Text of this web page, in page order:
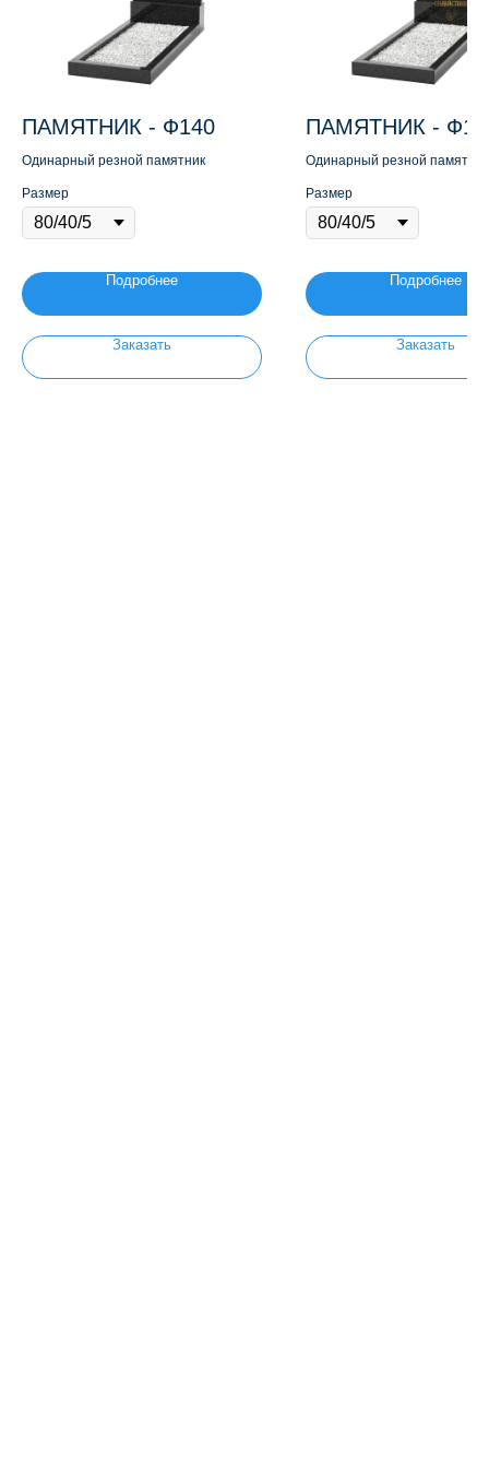
ПАМЯТНИК - Ф140
Одинарный резной памятник
Размер
Подробнее
Заказать
ПАМЯТНИК -
Одинарный резной памятник
Размер
Подробнее
Заказать